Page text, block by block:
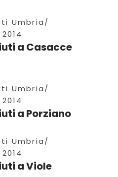
Umbria
a Casacce
Umbria
a Porziano
Umbria
a Viole